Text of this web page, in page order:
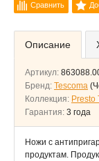
Сравнить
Описание
Артикул:
Бренд: Tescoma
Коллекция: Presto
Гарантия: 3 года
Ножи с
продуктам.